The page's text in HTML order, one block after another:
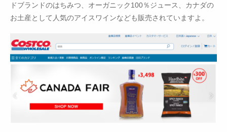
ドブランドのはちみつ、オーガニック100％ジュース、カナダの
お土産として人気のアイスワインなども販売されていますよ。